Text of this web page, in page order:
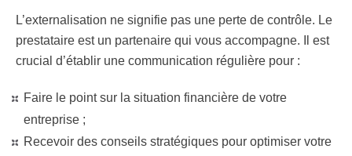
L’externalisation ne signifie pas une perte de contrôle. Le
prestataire est un partenaire qui vous accompagne. Il est
crucial d’établir une communication régulière pour :
Faire le point sur la situation financière de votre
entreprise ;
Recevoir des conseils stratégiques pour optimiser votre